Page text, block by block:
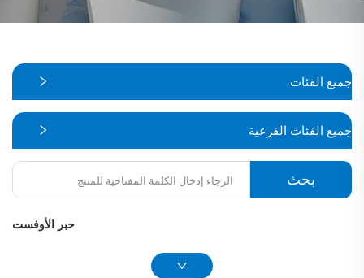
جميع الفئات
جميع الفئات الفرعية
بحث
حبر الأوفست